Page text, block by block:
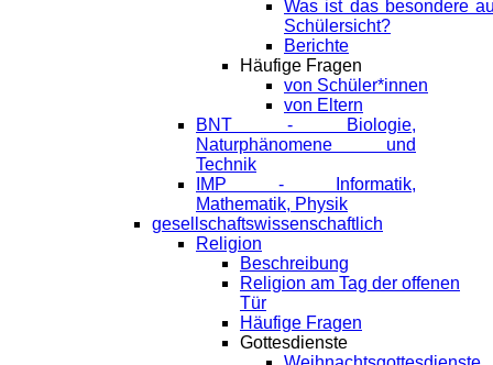
Was ist das besondere
Schülersicht?
Berichte
Häufige Fragen
von Schüler*innen
von Eltern
BNT - Biologie,
Naturphänomene und
Technik
IMP - Informatik,
Mathematik, Physik
gesellschaftswissenschaftlich
Religion
Beschreibung
Religion am Tag der offenen
Tür
Häufige Fragen
Gottesdienste